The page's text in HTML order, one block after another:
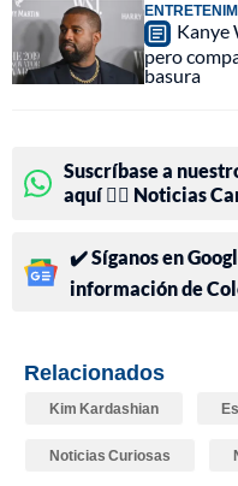
Kanye
pero
basura
Suscríbase a
aquí 👉🏻 Noticias
✔️ Síganos en
información de
Relacionados
Kim Kardashian
Noticias Curiosas